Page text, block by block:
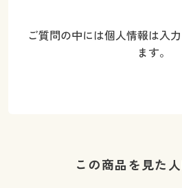
ご質問の中には個人情報は入
ます。
この商品を見た